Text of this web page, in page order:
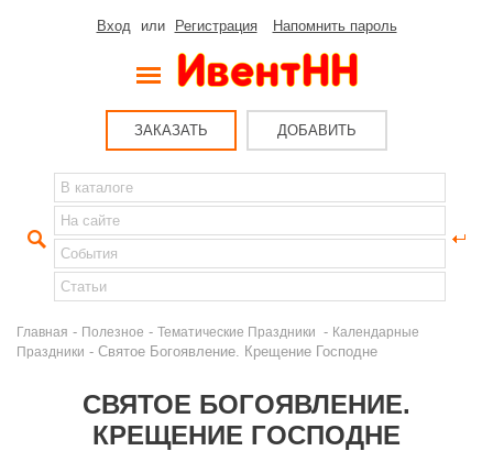
Вход или Регистрация Напомнить пароль
ЗАКАЗАТЬ ДОБАВИТЬ
Главная - Полезное - Тематические Праздники - Календарные
Праздники - Святое Богоявление. Крещение Господне
СВЯТОЕ БОГОЯВЛЕНИЕ.
КРЕЩЕНИЕ ГОСПОДНЕ